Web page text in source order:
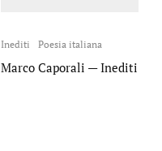
Inediti Poesia italiana
Marco Caporali — Inediti